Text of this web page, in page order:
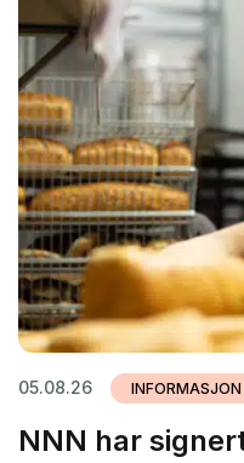
05.08.26 INFORMASJON
NNN har